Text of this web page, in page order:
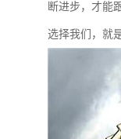
断进步，才能
选择我们，就